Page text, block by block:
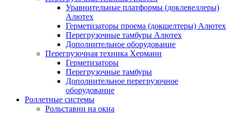
Уравнительные платформы (доклевеллеры)
Алютех
Герметизаторы проема (докшелтеры) Алютех
Перегрузочные тамбуры Алютех
Дополнительное оборудование
Перегрузочная техника Херманн
Герметизаторы
Перегрузочные тамбуры
Дополнительное перегрузочное
оборудование
Роллетные системы
Рольставни на окна